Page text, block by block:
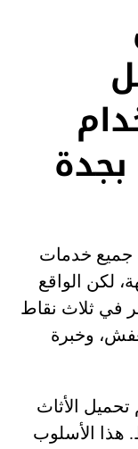
جميع خدمات
لكن الواقع
في ثلاث نقاط
وخبرة
الأثاث
هذا الأسلوب